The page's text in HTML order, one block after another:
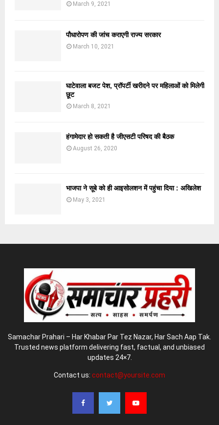
March 9, 2021
पौधारोपण की जांच कराएगी राज्य सरकार
March 10, 2021
घाटेवाला बजट पेश, प्रॉपर्टी खरीदने पर महिलाओं को मिलेगी
छूट
March 8, 2021
हंगामेदार हो सकती है जीएसटी परिषद की बैठक
August 26, 2020
भाजपा ने सूबे को ही आइसोलशन में पहुंचा दिया : अखिलेश
May 3, 2021
Samachar Prahari – Har Khabar Par Tez Nazar, Har Sach Aap Tak.
Trusted news platform delivering fast, factual, and unbiased
updates 24×7.
Contact us: contact@yoursite.com